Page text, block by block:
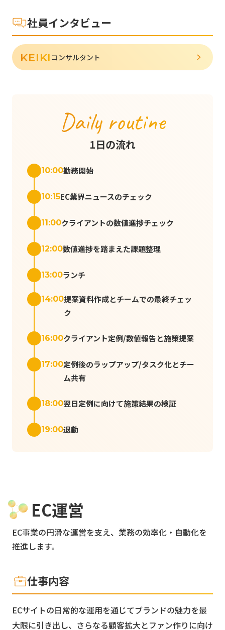
社員インタビュー
KEIKI コンサルタント
Daily routine
1日の流れ
10:00勤務開始
10:15EC業界ニュースのチェック
11:00クライアントの数値進捗チェック
12:00数値進捗を踏まえた課題整理
13:00ランチ
14:00提案資料作成とチームでの最終チェッ
ク
16:00クライアント定例/数値報告と施策提案
17:00定例後のラップアップ/タスク化とチー
ム共有
18:00翌日定例に向けて施策結果の検証
19:00退勤
EC運営
EC事業の円滑な運営を支え、業務の効率化・自動化を
推進します。
仕事内容
ECサイトの日常的な運用を通じてブランドの魅力を最
大限に引き出し、さらなる顧客拡大とファン作りに向け